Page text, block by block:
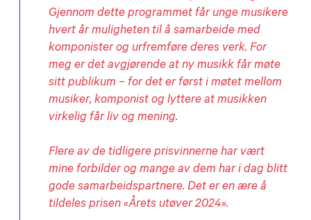
Gjennom dette programmet får unge musikere
hvert år muligheten til å samarbeide med
komponister og urfremføre deres verk. For
meg er det avgjørende at ny musikk får møte
sitt publikum – for det er først i møtet mellom
musiker, komponist og lyttere at musikken
virkelig får liv og mening.
Flere av de tidligere prisvinnerne har vært
mine forbilder og mange av dem har i dag blitt
gode samarbeidspartnere. Det er en ære å
tildeles prisen «Årets utøver 2024».